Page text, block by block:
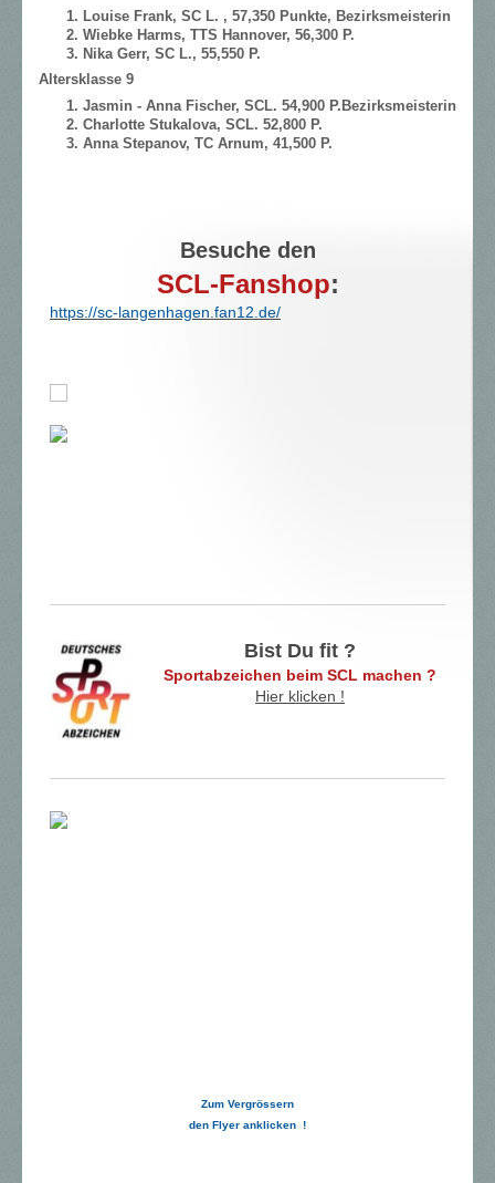
Louise Frank, SC L. , 57,350 Punkte, Bezirksmeisterin
Wiebke Harms, TTS Hannover, 56,300 P.
Nika Gerr, SC L., 55,550 P.
Altersklasse 9
Jasmin - Anna Fischer, SCL. 54,900 P.Bezirksmeisterin
Charlotte Stukalova, SCL. 52,800 P.
Anna Stepanov, TC Arnum, 41,500 P.
Besuche den
SCL-Fanshop:
https://sc-langenhagen.fan12.de/
Bist Du fit ?
Sportabzeichen beim SCL machen ?
Hier klicken !
Zum Vergrössern
den Flyer anklicken !